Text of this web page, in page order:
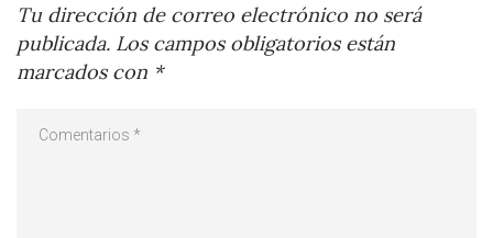
Tu dirección de correo electrónico no será
publicada. Los campos obligatorios están
marcados con *